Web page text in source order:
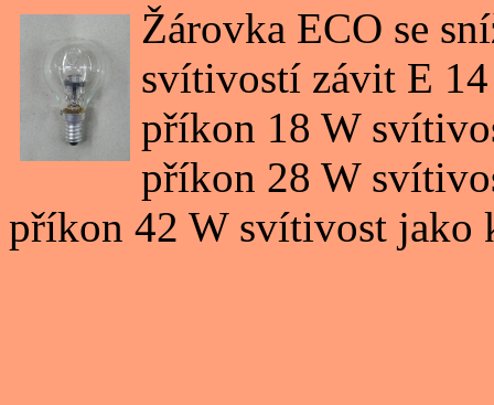
Žárovka ECO se
svítivostí závit E 14
příkon 18 W
příkon 28 W
příkon 42 W svítivost jako